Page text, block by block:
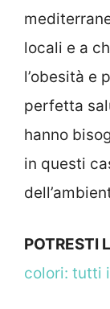
locali e a
l’obesità e
perfetta
hanno
in questi
POTRESTI
colori: tutti